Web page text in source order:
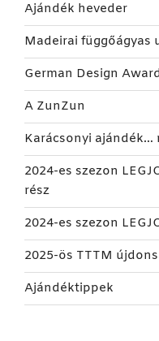
Ajándék heveder
Madeirai függőágyas
German Design
A ZunZun
Karácsonyi ajándék…
2024-es szezon
rész
2024-es szezon
2025-ös TTTM
Ajándéktippek